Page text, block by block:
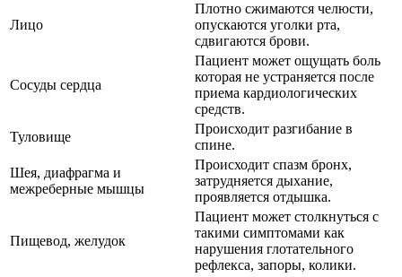
Лицо
Плотно сжимаются челюсти,
опускаются уголки рта,
сдвигаются брови.
Сосуды сердца
Пациент может ощущать боль
которая не устраняется после
приема кардиологических
средств.
Туловище
Происходит разгибание в
спине.
Шея, диафрагма и
межреберные мышцы
Происходит спазм бронх,
затрудняется дыхание,
проявляется отдышка.
Пищевод, желудок
Пациент может столкнуться с
такими симптомами как
нарушения глотательного
рефлекса, запоры, колики.